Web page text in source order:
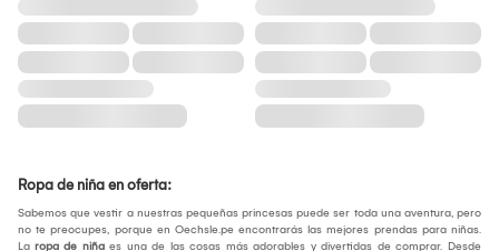
Ropa de niña en oferta:
Sabemos que vestir a nuestras pequeñas princesas puede ser toda una aventura, pero
no te preocupes, porque en Oechsle.pe encontrarás las mejores prendas para niñas.
La ropa de niña es una de las cosas más adorables y divertidas de comprar. Desde